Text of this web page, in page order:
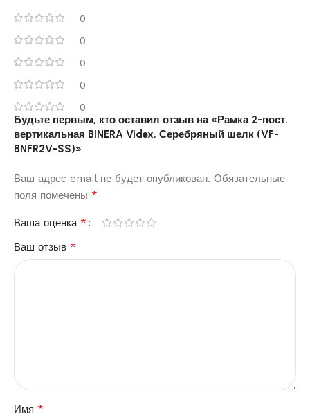
0
0
0
0
0
Будьте первым, кто оставил отзыв на «Рамка 2-пост.
вертикальная BINERA Videx, Серебряный шелк (VF-
BNFR2V-SS)»
Ваш адрес email не будет опубликован. Обязательные
поля помечены *
Ваша оценка *
Ваш отзыв *
Имя *